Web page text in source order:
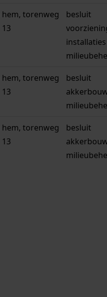
hem, torenweg
13
besluit
installaties
hem, torenweg
13
besluit
hem, torenweg
13
besluit